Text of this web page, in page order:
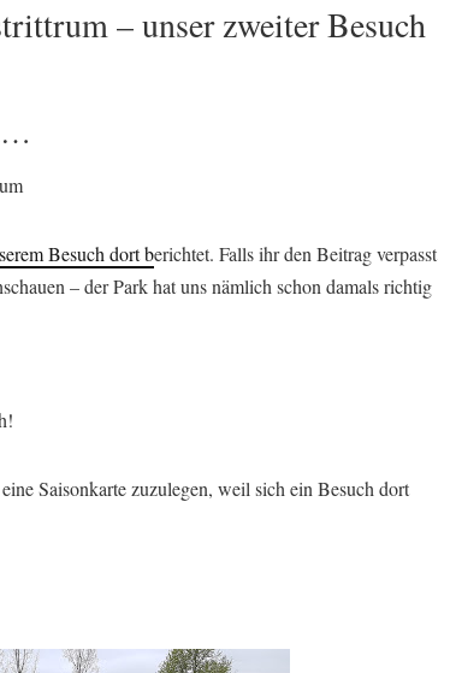
– unser zweiter Besuch
Besuch dort berichtet. Falls ihr den Beitrag verpasst
– der Park hat uns nämlich schon damals richtig
Saisonkarte zuzulegen, weil sich ein Besuch dort